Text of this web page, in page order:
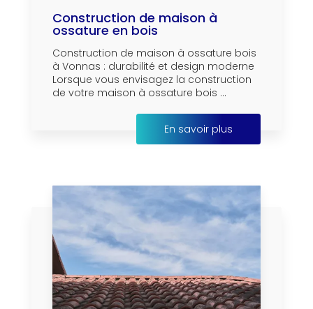
Construction de maison à
ossature en bois
Construction de maison à ossature bois
à Vonnas : durabilité et design moderne
Lorsque vous envisagez la construction
de votre maison à ossature bois ...
En savoir plus